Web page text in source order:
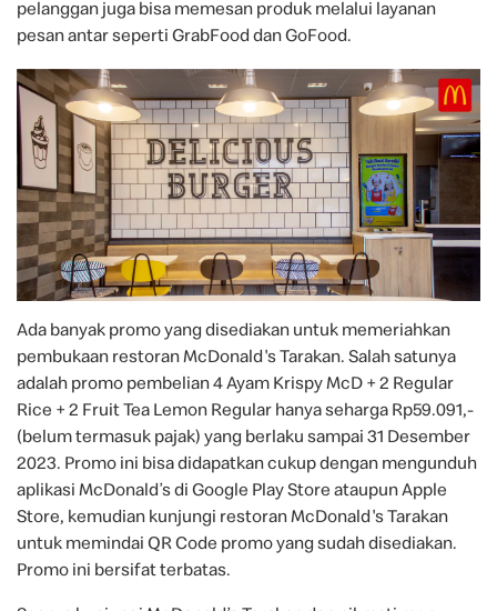
pelanggan juga bisa memesan produk melalui layanan
pesan antar seperti GrabFood dan GoFood.
Ada banyak promo yang disediakan untuk memeriahkan
pembukaan restoran McDonald's Tarakan. Salah satunya
adalah promo pembelian 4 Ayam Krispy McD + 2 Regular
Rice + 2 Fruit Tea Lemon Regular hanya seharga Rp59.091,-
(belum termasuk pajak) yang berlaku sampai 31 Desember
2023. Promo ini bisa didapatkan cukup dengan mengunduh
aplikasi McDonald’s di Google Play Store ataupun Apple
Store, kemudian kunjungi restoran McDonald's Tarakan
untuk memindai QR Code promo yang sudah disediakan.
Promo ini bersifat terbatas.